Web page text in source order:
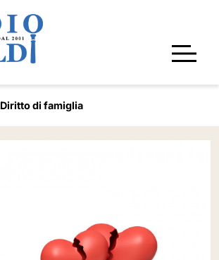
Diritto di famiglia